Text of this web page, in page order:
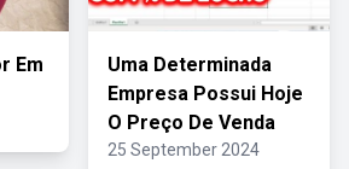
Em
Uma Determinada
Empresa Possui Hoje
O Preço De Venda
25 September 2024